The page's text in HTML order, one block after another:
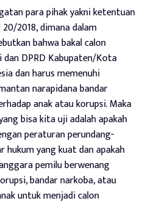
para pihak yakni ketentuan
2018, dimana dalam
bahwa bakal calon
dan DPRD Kabupaten/Kota
dan harus memenuhi
narapidana bandar
anak atau korupsi. Maka
bisa kita uji adalah apakah
peraturan perundang-
hukum yang kuat dan apakah
pemilu berwenang
bandar narkoba, atau
untuk menjadi calon